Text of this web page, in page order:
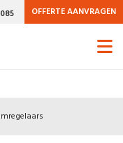
OFFERTE AANVRAGEN